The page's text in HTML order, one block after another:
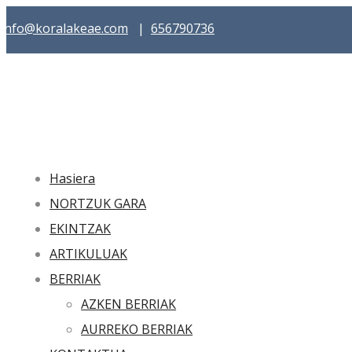
info@koralakeae.com | 656790736
Hasiera
NORTZUK GARA
EKINTZAK
ARTIKULUAK
BERRIAK
AZKEN BERRIAK
AURREKO BERRIAK